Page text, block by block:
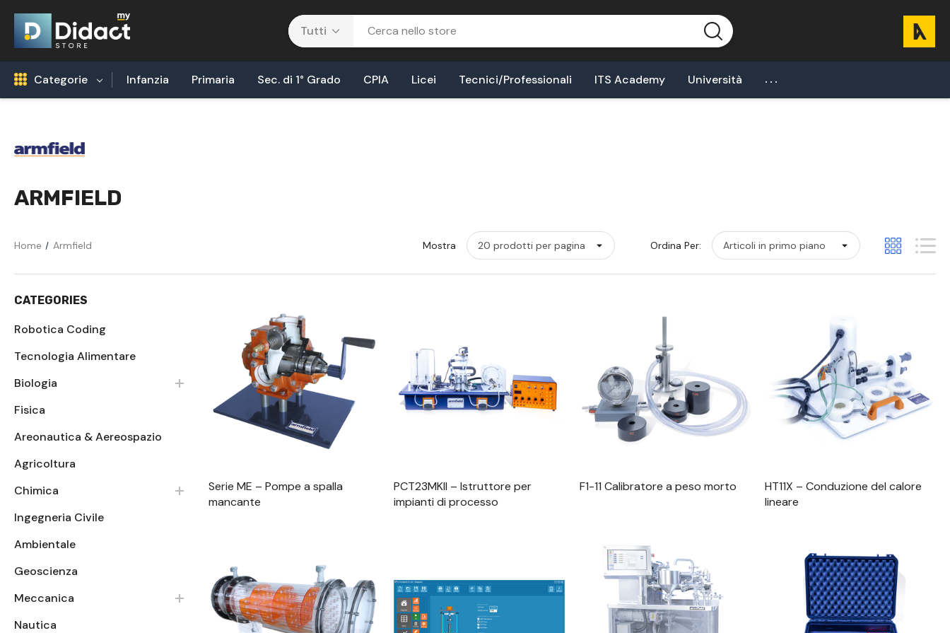
Categorie
Robotica Coding
Biologia
Areonautica & Aereospazio
Fab lab maker
Sensori & Datalogger
Aree
Infanzia Primaria Sec. di 1° Grado CPIA Licei Tecnici/Professionali ITS Academy Università ...
ARMFIELD
Home Armfield Mostra Ordina Per:
CATEGORIES
Robotica Coding
Tecnologia Alimentare
Biologia
Fisica
Areonautica & Aereospazio
Agricoltura
Chimica
Ingegneria Civile
Ambientale
Geoscienza
Meccanica
Nautica
Visualizzazione Rapida
Serie ME – Pompe a spalla
mancante
Visualizzazione Rapida
PCT23MKII – Istruttore per
impianti di processo
Visualizzazione Rapida
F1-11 Calibratore a peso morto
Visualizzazione Rapida
HT11X – Conduzione del calore
lineare
Visualizzazione Rapida Visualizzazione Rapida Visualizzazione Rapida Visualizzazione Rapida